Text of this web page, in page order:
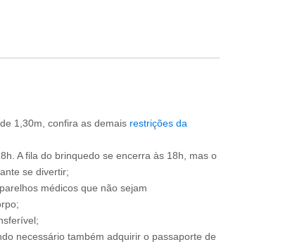
1,30m, confira as demais restrições da
A fila do brinquedo se encerra às 18h, mas o
se divertir;
médicos que não sejam
necessário também adquirir o passaporte de